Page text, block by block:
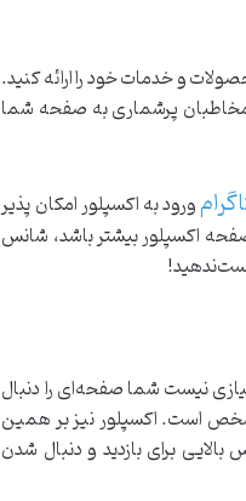
و خدمات خود را ارائه کنید.
مخاطبان پرشماری به صفحه شما
ورود به اکسپلور امکان پذیر
اکسپلور بیشتر باشد، شانس
نیست شما صفحه‌ای را دنبال
مشخص است. اکسپلور نیز بر همین
برای بازدید و دنبال شدن